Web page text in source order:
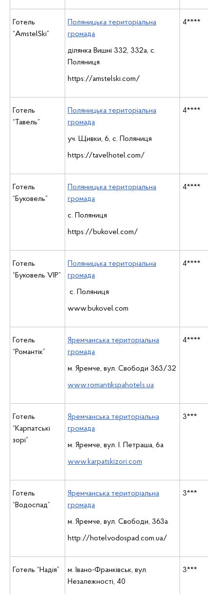
Готель
“AmstelSki”
Поляницька територіальна
громада
ділянка Вишні 332, 332а, с.
Поляниця
https://amstelski.com/
4****
Готель
“Тавель”
Поляницька територіальна
громада
уч. Щивки, 6, с. Поляниця
https://tavelhotel.com/
4****
Готель
“Буковель”
Поляницька територіальна
громада
с. Поляниця
https://bukovel.com/
4****
Готель
“Буковель VIP”
Поляницька територіальна
громада
с. Поляниця
www.bukovel.com
4****
Готель
“Романтік”
Яремчанська територіальна
громада
м. Яремче, вул. Свободи 363/32
www.romantikspahotels.ua
4****
Готель
“Карпатські
зорі”
Яремчанська територіальна
громада
м. Яремче, вул. І. Петраша, 6а
www.karpatskizori.com
3***
Готель
“Водоспад”
Яремчанська територіальна
громада
м. Яремче, вул. Свободи, 363а
http://hotelvodospad.com.ua/
3***
Готель “Надія”
м. Івано-Франківськ, вул.
Незалежності, 40
3***